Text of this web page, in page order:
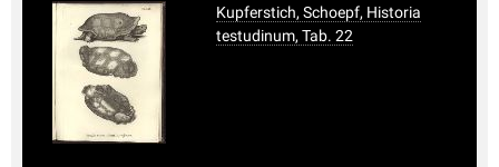
Kupferstich, Schoepf, Historia
testudinum, Tab. 22